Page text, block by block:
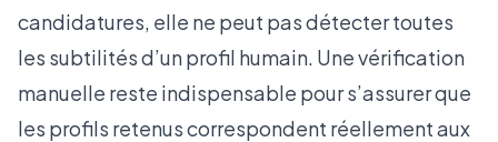
candidatures, elle ne peut pas détecter toutes
les subtilités d’un profil humain. Une vérification
manuelle reste indispensable pour s’assurer que
les profils retenus correspondent réellement aux